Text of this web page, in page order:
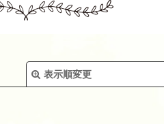
表示順変更